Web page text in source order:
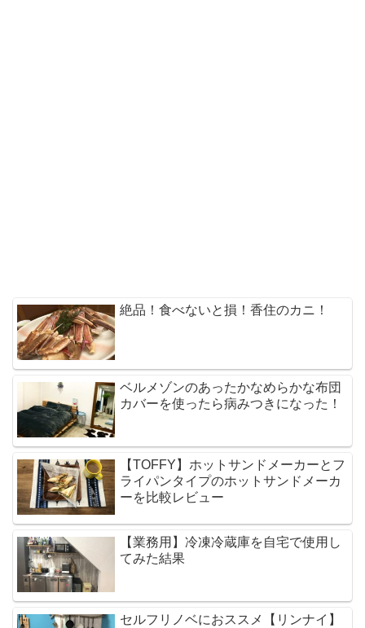
絶品！食べないと損！香住のカニ！
ベルメゾンのあったかなめらかな布団
カバーを使ったら病みつきになった！
【TOFFY】ホットサンドメーカーとフ
ライパンタイプのホットサンドメーカ
ーを比較レビュー
【業務用】冷凍冷蔵庫を自宅で使用し
てみた結果
セルフリノベにおススメ【リンナイ】